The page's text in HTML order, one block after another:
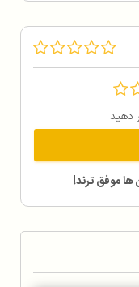
دهید
ها موفق ترند!